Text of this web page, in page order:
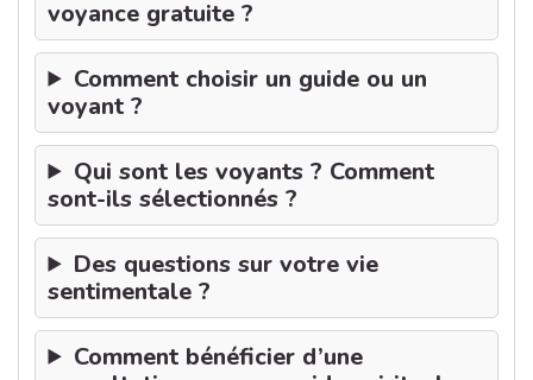
voyance gratuite ?
Comment choisir un guide ou un
voyant ?
Qui sont les voyants ? Comment
sont-ils sélectionnés ?
Des questions sur votre vie
sentimentale ?
Comment bénéficier d’une